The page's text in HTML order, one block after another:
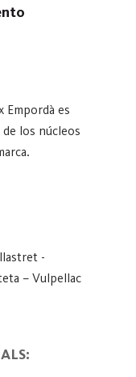
Empordà es
los núcleos
-
– Vulpellac